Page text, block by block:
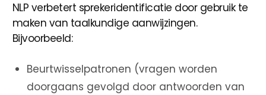
NLP verbetert sprekeridentificatie door gebruik te
maken van taalkundige aanwijzingen.
Bijvoorbeeld:
Beurtwisselpatronen (vragen worden
doorgaans gevolgd door antwoorden van